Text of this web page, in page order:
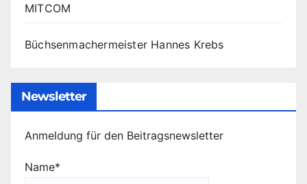
MITCOM
Büchsenmachermeister Hannes Krebs
Newsletter
Anmeldung für den Beitragsnewsletter
Name*